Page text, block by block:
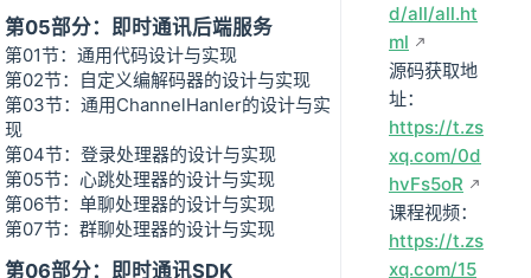
第05部分：即时通讯后端服务
第01节：通用代码设计与实现
第02节：自定义编解码器的设计与实现
第03节：通用ChannelHanler的设计与实
现
第04节：登录处理器的设计与实现
第05节：心跳处理器的设计与实现
第06节：单聊处理器的设计与实现
第07节：群聊处理器的设计与实现
第06部分：即时通讯SDK
d/all/all.ht
ml
源码获取地
址：
https://t.zs
xq.com/0d
hvFs5oR
课程视频：
https://t.zs
xq.com/15